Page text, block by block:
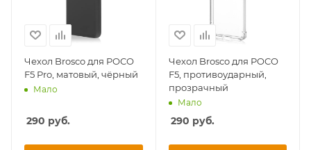
Чехол Brosco для POCO
F5 Pro, матовый, чёрный
Мало
290 руб.
Чехол Brosco для POCO
F5, противоударный,
прозрачный
Мало
290 руб.